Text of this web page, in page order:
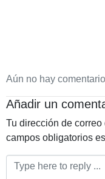
Aún no hay
Añadir un
Tu dirección de
campos obligatorios
Comentario